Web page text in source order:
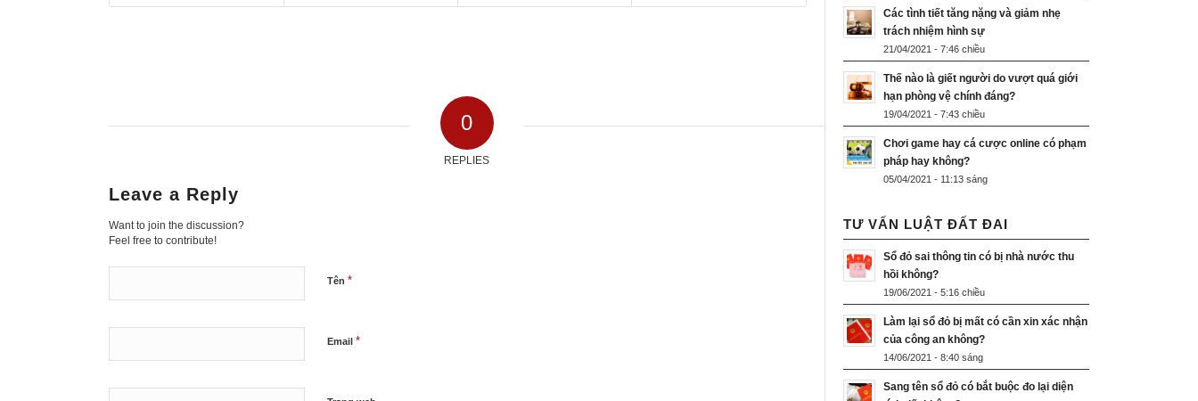
0
REPLIES
Leave a Reply
Want to join the discussion?
Feel free to contribute!
Tên *
Email *
Các tình tiết tăng nặng và giảm nhẹ
trách nhiệm hình sự
21/04/2021 - 7:46 chiều
Thế nào là giết người do vượt quá giới
hạn phòng vệ chính đáng?
19/04/2021 - 7:43 chiều
Chơi game hay cá cược online có phạm
pháp hay không?
05/04/2021 - 11:13 sáng
TƯ VẤN LUẬT ĐẤT ĐAI
Sổ đỏ sai thông tin có bị nhà nước thu
hồi không?
19/06/2021 - 5:16 chiều
Làm lại sổ đỏ bị mất có cần xin xác nhận
của công an không?
14/06/2021 - 8:40 sáng
Sang tên sổ đỏ có bắt buộc đo lại diện